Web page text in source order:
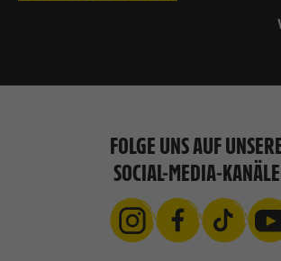
FOLGE UNS AUF
SOCIAL-MEDIA-